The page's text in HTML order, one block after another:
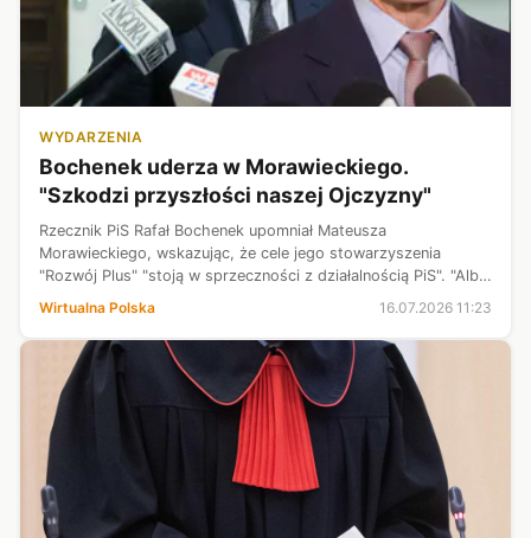
WYDARZENIA
Bochenek uderza w Morawieckiego.
"Szkodzi przyszłości naszej Ojczyzny"
Rzecznik PiS Rafał Bochenek upomniał Mateusza
Morawieckiego, wskazując, że cele jego stowarzyszenia
"Rozwój Plus" "stoją w sprzeczności z działalnością PiS". "Albo
chce się być w jednej organizacji, albo w drugiej" - podkreślił.
Wirtualna Polska 16.07.2026 11:23